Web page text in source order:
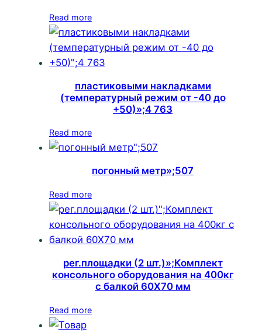
Read more
пластиковыми накладками
(температурный режим от -40 до
+50)»;4 763
Read more
погонный метр»;507
Read more
рег.площадки (2 шт.)»;Комплект
консольного оборудования на 400кг
с балкой 60Х70 мм
Read more